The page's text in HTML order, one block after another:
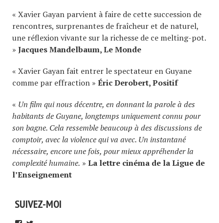
« Xavier Gayan parvient à faire de cette succession de
rencontres, surprenantes de fraîcheur et de naturel,
une réflexion vivante sur la richesse de ce melting-pot.
» Jacques Mandelbaum,Le Monde
« Xavier Gayan fait entrer le spectateur en Guyane
comme par effraction » Éric Derobert, Positif
« Un film qui nous décentre, en donnant la parole à des
habitants de Guyane, longtemps uniquement connu pour
son bagne. Cela ressemble beaucoup à des discussions de
comptoir, avec la violence qui va avec. Un instantané
nécessaire, encore une fois, pour mieux appréhender la
complexité humaine. » La lettre cinéma de la Ligue de
l’Enseignement
SUIVEZ-MOI